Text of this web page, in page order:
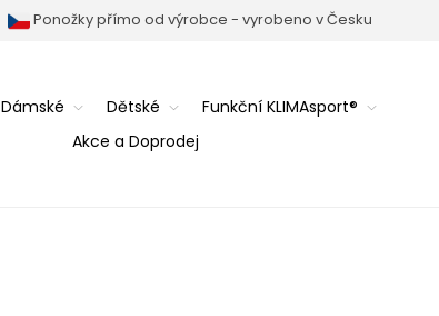
Ponožky přímo od výrobce - vyrobeno v Česku
Dámské Dětské
Funkční KLIMAsport®
Akce a Doprodej